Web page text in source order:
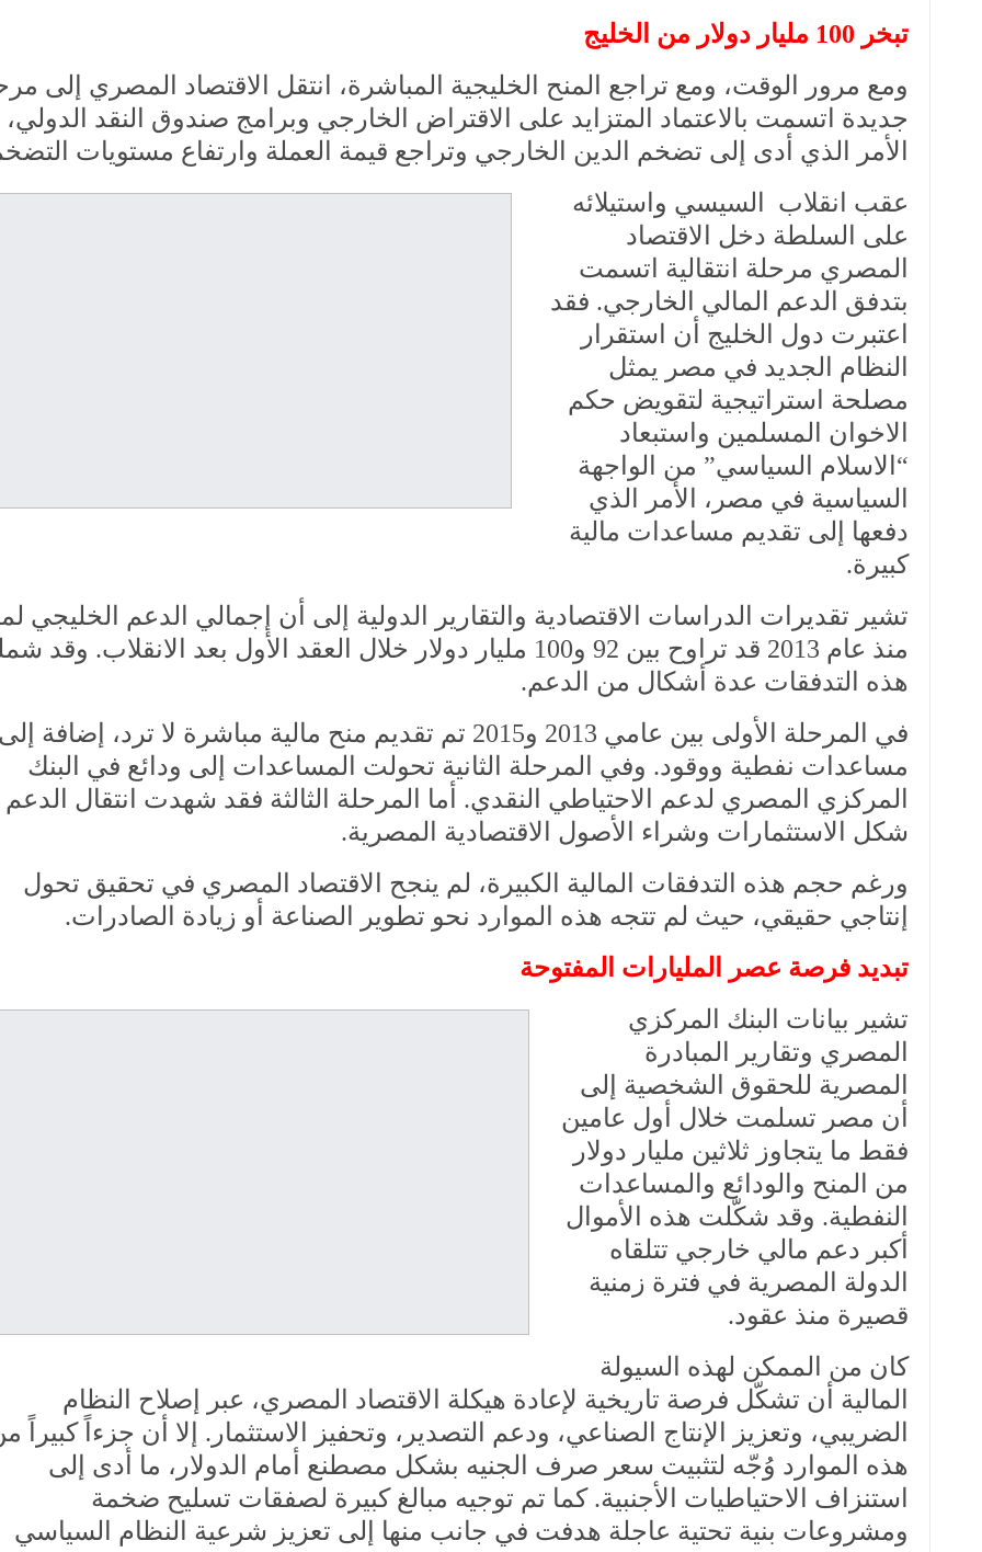
تبخر 100 مليار دولار من الخليج
ومع مرور الوقت، ومع تراجع المنح الخليجية المباشرة، انتقل الاقتصاد المصري إلى
جديدة اتسمت بالاعتماد المتزايد على الاقتراض الخارجي وبرامج صندوق النقد الدولي،
الأمر الذي أدى إلى تضخم الدين الخارجي وتراجع قيمة العملة وارتفاع مستويات
عقب انقلاب السيسي واستيلائه
على السلطة دخل الاقتصاد
المصري مرحلة انتقالية اتسمت
بتدفق الدعم المالي الخارجي. فقد
اعتبرت دول الخليج أن استقرار
النظام الجديد في مصر يمثل
مصلحة استراتيجية لتقويض حكم
الاخوان المسلمين واستبعاد
“الاسلام السياسي” من الواجهة
السياسية في مصر، الأمر الذي
دفعها إلى تقديم مساعدات مالية
كبيرة.
تشير تقديرات الدراسات الاقتصادية والتقارير الدولية إلى أن إجمالي الدعم الخليجي
منذ عام 2013 قد تراوح بين 92 و100 مليار دولار خلال العقد الأول بعد الانقلاب.
هذه التدفقات عدة أشكال من الدعم.
في المرحلة الأولى بين عامي 2013 و2015 تم تقديم منح مالية مباشرة لا ترد، إضافة
مساعدات نفطية ووقود. وفي المرحلة الثانية تحولت المساعدات إلى ودائع في البنك
المركزي المصري لدعم الاحتياطي النقدي. أما المرحلة الثالثة فقد شهدت انتقال
شكل الاستثمارات وشراء الأصول الاقتصادية المصرية.
ورغم حجم هذه التدفقات المالية الكبيرة، لم ينجح الاقتصاد المصري في تحقيق تحول
إنتاجي حقيقي، حيث لم تتجه هذه الموارد نحو تطوير الصناعة أو زيادة الصادرات.
تبديد فرصة عصر
المليارات المفتوحة
تشير بيانات البنك
المركزي
المصري وتقارير
المبادرة
المصرية للحقوق الشخصية
إلى
أن مصر تسلمت خلال أول عامين
فقط ما يتجاوز ثلاثين مليار دولار
من
المنح والودائع والمساعدات
النفطية. وقد شكّلت هذه
الأموال
أكبر دعم مالي خارجي تتلقاه
الدولة
المصرية في فترة زمنية
قصيرة منذ عقود.
كان من الممكن لهذه
السيولة
المالية
أن تشكّل فرصة تاريخية لإعادة هيكلة الاقتصاد المصري، عبر إصلاح
النظام
الضريبي، وتعزيز الإنتاج الصناعي، ودعم التصدير، وتحفيز الاستثمار. إلا أن جزءاًكبيراً
هذه
الموارد وُجّه لتثبيت سعر صرف الجنيه بشكل مصطنع أمام الدولار، ما أدى
إلى
استنزاف
الاحتياطيات الأجنبية.كما تم توجيه مبالغكبيرة لصفقات تسليح ضخمة
ومشروعات بنية تحتية عاجلة هدفت في جانب منها إلى تعزيز شرعية النظام
السياسي